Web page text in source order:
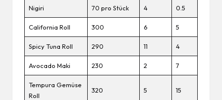
Nigiri 70 pro Stück 4 0.5
California Roll 300 6 5
Spicy Tuna Roll 290 11 4
Avocado Maki 230 2 7
Tempura Gemüse
Roll
320 5 15